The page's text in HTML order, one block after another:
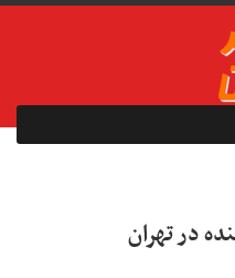
در تهران